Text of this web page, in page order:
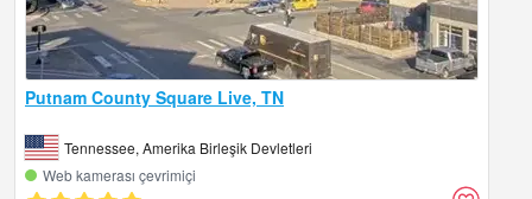
Putnam County Square Live, TN
Tennessee, Amerika Birleşik Devletleri
Web kamerası çevrimiçi